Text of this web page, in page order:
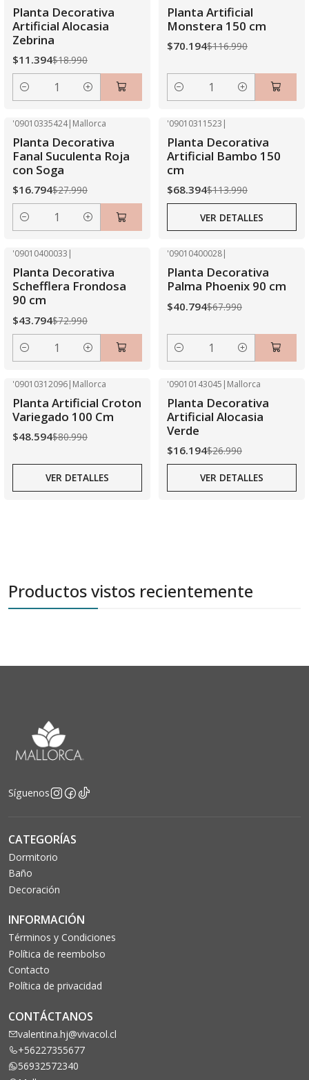
Planta Decorativa
Artificial Alocasia
Zebrina
$11.394$18.990
Cantidad
Planta Artificial
Monstera 150 cm
$70.194$116.990
Cantidad
'09010335424| Mallorca
Planta Decorativa
Fanal Suculenta Roja
con Soga
$16.794$27.990
Cantidad
Agotado
'09010311523 |
Planta Decorativa
Artificial Bambo 150
cm
$68.394$113.990
VER DETALLES
'09010400033 |
Planta Decorativa
Schefflera Frondosa
90 cm
$43.794$72.990
Cantidad
'09010400028|
Planta Decorativa
Palma Phoenix 90 cm
$40.794$67.990
Cantidad
Agotado
'09010312096| Mallorca
Planta Artificial Croton
Variegado 100 Cm
$48.594$80.990
VER DETALLES
Agotado
'09010143045 | Mallorca
Planta Decorativa
Artificial Alocasia
Verde
$16.194$26.990
VER DETALLES
Productos vistos recientemente
Síguenos
CATEGORÍAS
Dormitorio
Baño
Decoración
INFORMACIÓN
Términos y Condiciones
Política de reembolso
Contacto
Política de privacidad
CONTÁCTANOS
valentina.hj@vivacol.cl
+56227355677
56932572340